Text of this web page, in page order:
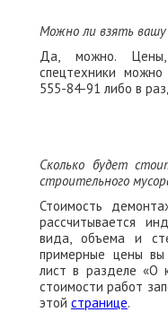
Можно ли взять вашу
Да, можно.
спецтехники
555-84-91 либо в
Сколько будет
строительного
Стоимость
рассчитывается
вида, объема и
примерные цены вы
лист в разделе «О
стоимости работ
этой странице.